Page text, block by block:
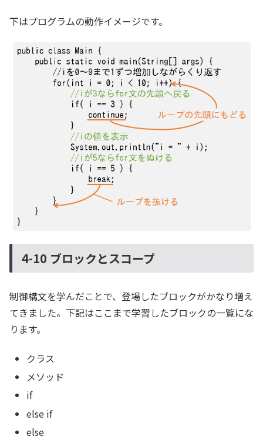
下はプログラムの動作イメージです。
4-10 ブロックとスコープ
制御構文を学んだことで、登場したブロックがかなり増え
てきました。下記はここまで学習したブロックの一覧にな
ります。
クラス
メソッド
if
else if
else